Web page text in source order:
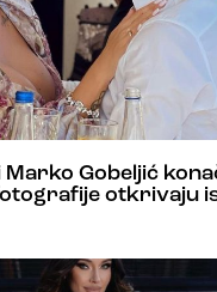
Gobeljić
otkrivaju